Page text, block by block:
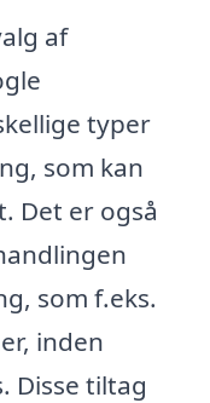
af
typer
som kan
Det er også
som f.eks.
inden
Disse tiltag